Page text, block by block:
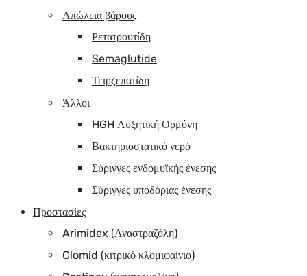
Απώλεια βάρους
Ρετατρουτίδη
Semaglutide
Τειρζεπατίδη
Άλλοι
HGH Αυξητική Ορμόνη
Βακτηριοστατικό νερό
Σύριγγες ενδομυϊκής ένεσης
Σύριγγες υποδόριας ένεσης
Προστασίες
Arimidex (Αναστραζόλη)
Clomid (κιτρικό κλομιφαίνιο)